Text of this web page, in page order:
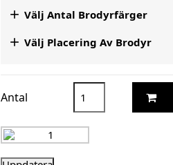
 Välj Antal Brodyrfärger
 Välj Placering Av Brodyr
Antal